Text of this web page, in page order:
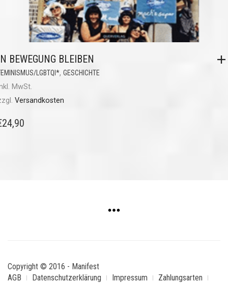
BEWEGUNG BLEIBEN
LGBTQI*, GESCHICHTE
MwSt.
Versandkosten
24,90
Copyright © 2016 - Manifest
AGB
Datenschutzerklärung Impressum
Zahlungsarten